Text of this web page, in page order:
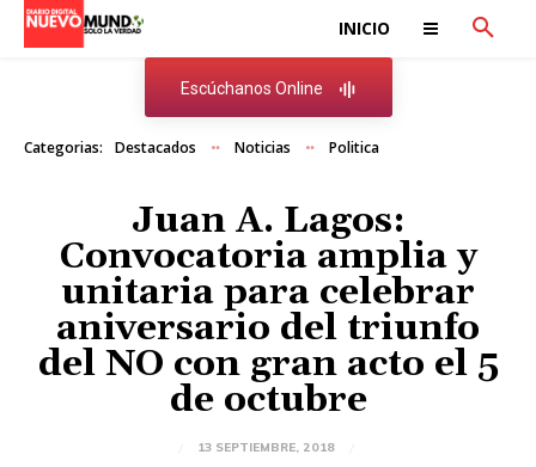
INICIO
Escúchanos Online
Categorias: Destacados Noticias Politica
Juan A. Lagos:
Convocatoria amplia y
unitaria para celebrar
aniversario del triunfo
del NO con gran acto el 5
de octubre
13 SEPTIEMBRE, 2018